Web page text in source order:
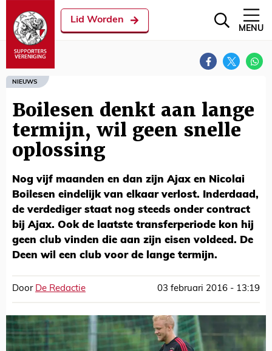
Lid Worden
MENU
NIEUWS
Boilesen denkt aan lange
termijn, wil geen snelle
oplossing
Nog vijf maanden en dan zijn Ajax en Nicolai
Boilesen eindelijk van elkaar verlost. Inderdaad,
de verdediger staat nog steeds onder contract
bij Ajax. Ook de laatste transferperiode kon hij
geen club vinden die aan zijn eisen voldeed. De
Deen wil een club voor de lange termijn.
Door De Redactie 03 februari 2016 - 13:19